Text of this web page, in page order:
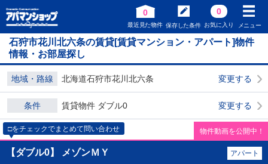
0
最近見た物件 保存した条件
0
お気に入り メニュー
石狩市花川北六条の賃貸[賃貸マンション・アパート]物件
情報・お部屋探し
地域・路線 北海道石狩市花川北六条 変更する
条件 賃貸物件 ダブル0 変更する
□をチェックでまとめて問い合わせ 物件動画を公開中！
【ダブル0】 メゾンＭＹ アパート